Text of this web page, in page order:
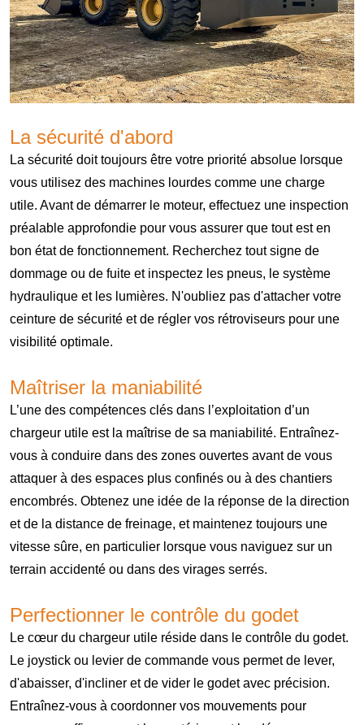
La sécurité d'abord
La sécurité doit toujours être votre priorité absolue lorsque
vous utilisez des machines lourdes comme une charge
utile. Avant de démarrer le moteur, effectuez une inspection
préalable approfondie pour vous assurer que tout est en
bon état de fonctionnement. Recherchez tout signe de
dommage ou de fuite et inspectez les pneus, le système
hydraulique et les lumières. N'oubliez pas d'attacher votre
ceinture de sécurité et de régler vos rétroviseurs pour une
visibilité optimale.
Maîtriser la maniabilité
L’une des compétences clés dans l’exploitation d’un
chargeur utile est la maîtrise de sa maniabilité. Entraînez-
vous à conduire dans des zones ouvertes avant de vous
attaquer à des espaces plus confinés ou à des chantiers
encombrés. Obtenez une idée de la réponse de la direction
et de la distance de freinage, et maintenez toujours une
vitesse sûre, en particulier lorsque vous naviguez sur un
terrain accidenté ou dans des virages serrés.
Perfectionner le contrôle du godet
Le cœur du chargeur utile réside dans le contrôle du godet.
Le joystick ou levier de commande vous permet de lever,
d'abaisser, d'incliner et de vider le godet avec précision.
Entraînez-vous à coordonner vos mouvements pour